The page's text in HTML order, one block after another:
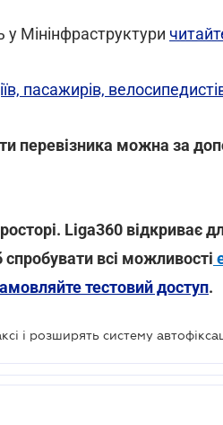
у Мінінфраструктури
пасажирів,
перевізника можна за
Liga360 відкриває
всі можливості
тестовий доступ.